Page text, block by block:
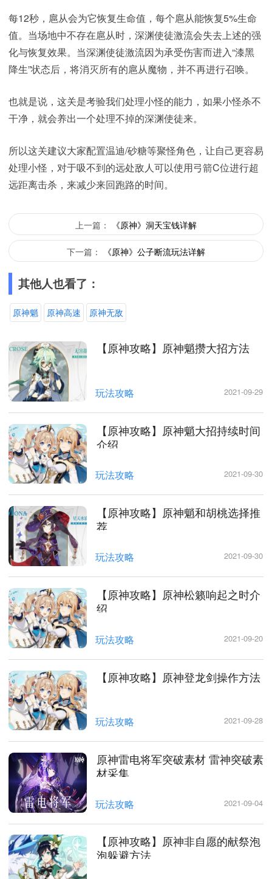
每12秒，扈从会为它恢复生命值，每个扈从能恢复5%生命
值。当场地中不存在扈从时，深渊使徒激流会失去上述的强
化与恢复效果。当深渊使徒激流因为承受伤害而进入“漆黑
降生”状态后，将消灭所有的扈从魔物，并不再进行召唤。
也就是说，这关是考验我们处理小怪的能力，如果小怪杀不
干净，就会养出一个处理不掉的深渊使徒来。
所以这关建议大家配置温迪/砂糖等聚怪角色，让自己更容易
处理小怪，对于吸不到的远处敌人可以使用弓箭C位进行超
远距离击杀，来减少来回跑路的时间。
上一篇： 《原神》洞天宝钱详解
下一篇： 《原神》公子断流玩法详解
其他人也看了：
原神魈 原神高速 原神无敌
【原神攻略】原神魈攒大招方法
玩法攻略 2021-09-29
【原神攻略】原神魈大招持续时间
介绍
玩法攻略 2021-09-30
【原神攻略】原神魈和胡桃选择推
荐
玩法攻略 2021-09-30
【原神攻略】原神松籁响起之时介
绍
玩法攻略 2021-09-20
【原神攻略】原神登龙剑操作方法
玩法攻略 2021-09-28
原神雷电将军突破素材 雷神突破素
材采集
玩法攻略 2021-09-04
【原神攻略】原神非自愿的献祭泡
泡躲避方法